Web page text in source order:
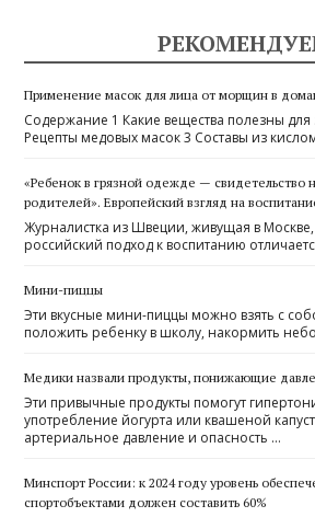
Применение масок для лица от морщин в
Содержание 1 Какие вещества полезны
Рецепты медовых масок 3 Составы из
«Ребенок в грязной одежде — свидетельство
родителей». Европейский взгляд на
Журналистка из Швеции, живущая в
российский подход к воспитанию
Мини-пиццы
Эти вкусные мини-пиццы можно взять с
положить ребенку в школу, накормить
Медики назвали продукты, понижающие
Эти привычные продукты помогут
употребление йогурта или квашеной
артериальное давление и опасность …
Минспорт России: к 2024 году уровень
спортобъектами должен составить 60%